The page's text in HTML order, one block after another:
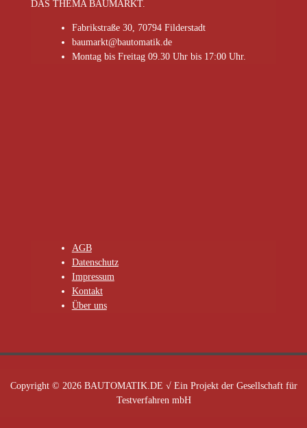
DAS THEMA BAUMARKT.
Fabrikstraße 30, 70794 Filderstadt
baumarkt@bautomatik.de
Montag bis Freitag 09.30 Uhr bis 17:00 Uhr.
AGB
Datenschutz
Impressum
Kontakt
Über uns
Copyright © 2026 BAUTOMATIK.DE √ Ein Projekt der Gesellschaft für
Testverfahren mbH